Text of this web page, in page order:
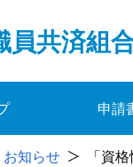
員共済組
申請
お知らせ 「資